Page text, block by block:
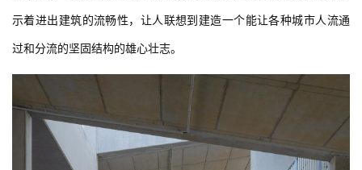
示着进出建筑的流畅性，让人联想到建造一个能让各种城市人流通
过和分流的坚固结构的雄心壮志。